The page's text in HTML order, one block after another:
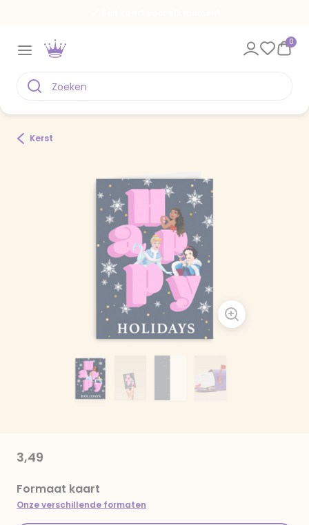
0
Kerst
3,49
Formaat kaart
Onze verschillende formaten